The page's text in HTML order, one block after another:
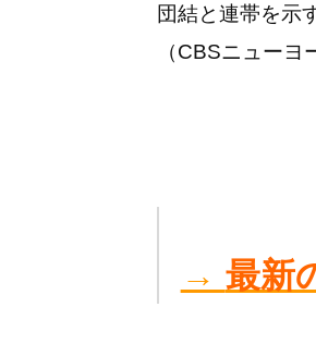
団結と連帯を示
（CBSニューヨ
→ 最新